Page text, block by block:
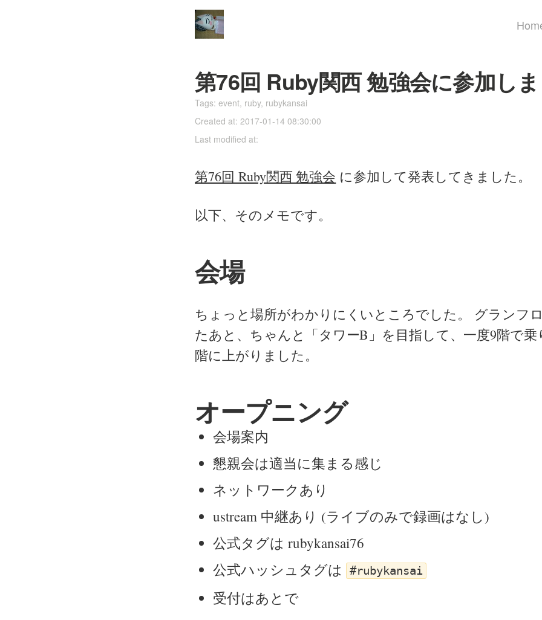
第76回 Ruby関西 勉強会に参加し
Tags: event, ruby, rubykansai
Created at: 2017-01-14 08:30:00
Last modified at:
第76回 Ruby関西 勉強会 に参加して発表してきました。
以下、そのメモです。
会場
ちょっと場所がわかりにくいところでした。 グランフ
たあと、ちゃんと「タワーB」を目指して、一度9階で乗
階に上がりました。
オープニング
会場案内
懇親会は適当に集まる感じ
ネットワークあり
ustream 中継あり (ライブのみで録画はなし)
公式タグは rubykansai76
公式ハッシュタグは
#rubykansai
受付はあとで